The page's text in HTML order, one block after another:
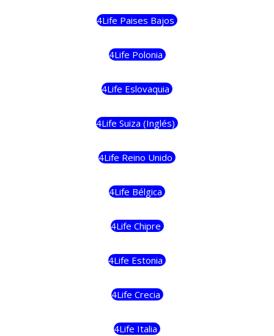
4Life Paises Bajos
4Life Polonia
4Life Eslovaquia
4Life Suiza (Inglés)
4Life Reino Unido
4Life Bélgica
4Life Chipre
4Life Estonia
4Life Crecia
4Life Italia